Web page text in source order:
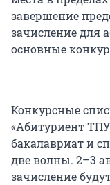
завершение
зачисление для
основные
Конкурсные
«Абитуриент
бакалавриат и
две волны. 2–3
зачисление